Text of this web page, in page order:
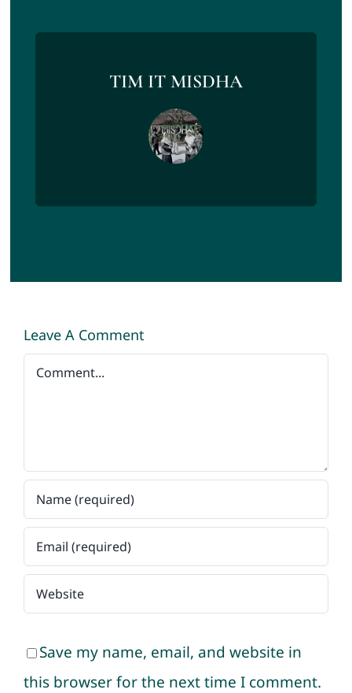
TIM IT MISDHA
Leave A Comment
Comment
Save my name, email, and website in
this browser for the next time I comment.